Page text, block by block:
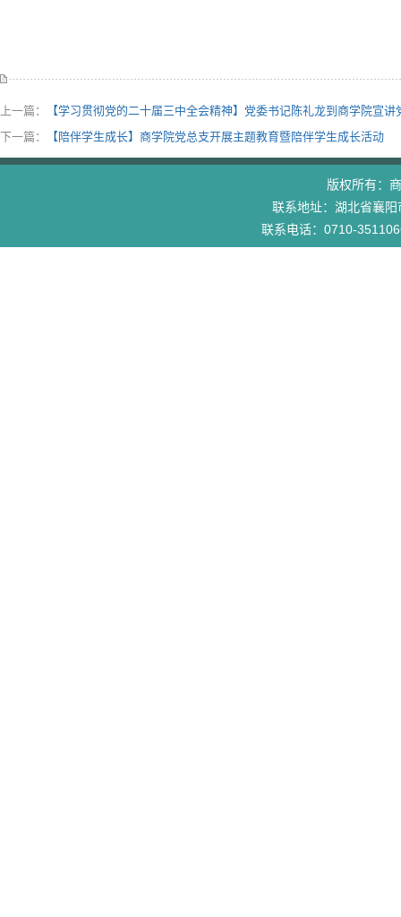
上一篇：
【学习贯彻党的二十届三中全会精神】党委书记陈礼龙到商学院宣
下一篇：
【陪伴学生成长】商学院党总支开展主题教育暨陪伴学生成长活动
版权所有：
联系地址：湖北省襄
联系电话：0710-